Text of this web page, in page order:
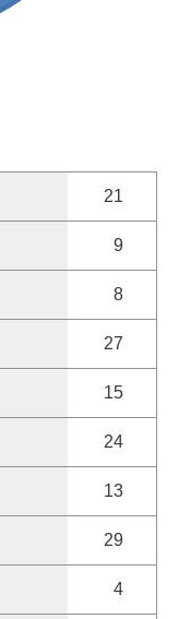
21
9
8
27
15
24
13
29
4